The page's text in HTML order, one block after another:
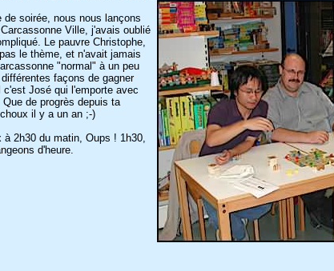
de soirée, nous nous lançons
Ville, j'avais oublié
Le pauvre Christophe,
le thème, et n'avait jamais
"normal" à un peu
façons de gagner
José qui l'emporte avec
de progrès depuis ta
il y a un an ;-)
à 2h30 du matin, Oups ! 1h30,
d'heure.